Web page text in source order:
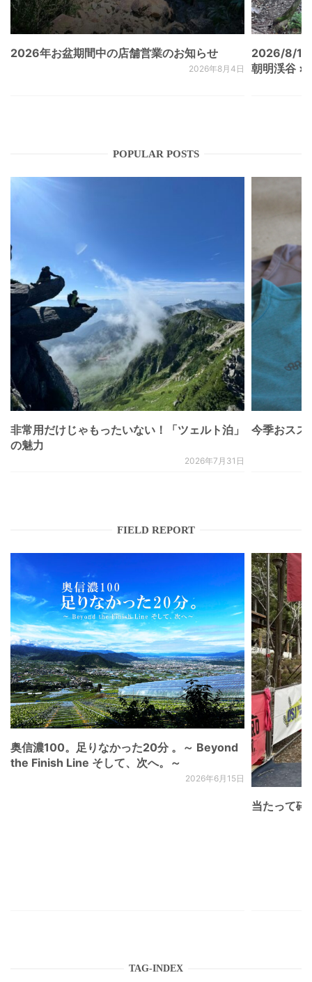
2026年お盆期間中の店舗営業のお知らせ
2026年8月4日
2026/8/
朝明渓谷 ×
POPULAR POSTS
非常用だけじゃもったいない！「ツェルト泊」
の魅力
2026年7月31日
今季おスス
FIELD REPORT
奥信濃100。足りなかった20分 。～ Beyond
the Finish Line そして、次へ。～
2026年6月15日
当たって砕
TAG-INDEX